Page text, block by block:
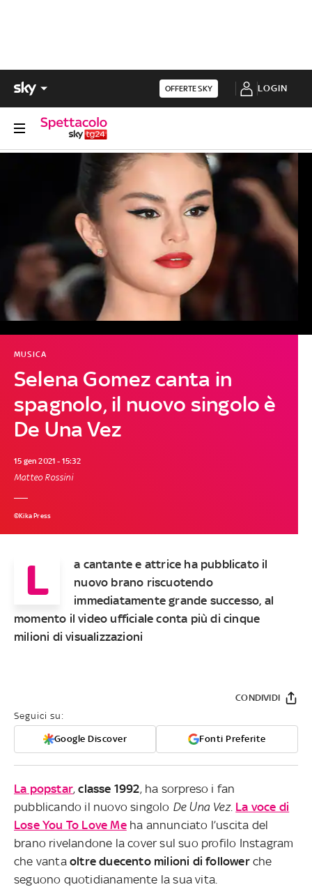
OFFERTE SKY LOGIN
Selena Gomez canta in
spagnolo, il nuovo singolo è
De Una Vez
MUSICA
15 gen 2021 - 15:32
Matteo Rossini
©Kika Press
L
a cantante e attrice ha pubblicato il
nuovo brano riscuotendo
immediatamente grande successo, al
momento il video ufficiale conta più di cinque
milioni di visualizzazioni
Seguici su:
Google Discover Fonti Preferite
CONDIVIDI
La popstar,classe 1992, ha sorpreso i fan
pubblicando il nuovo singolo De Una Vez. La voce di
Lose You To Love Meha annunciato l’uscita del
brano rivelandone la cover sul suo profilo Instagram
che vanta oltre duecento milioni di followerche
seguono quotidianamente la sua vita.